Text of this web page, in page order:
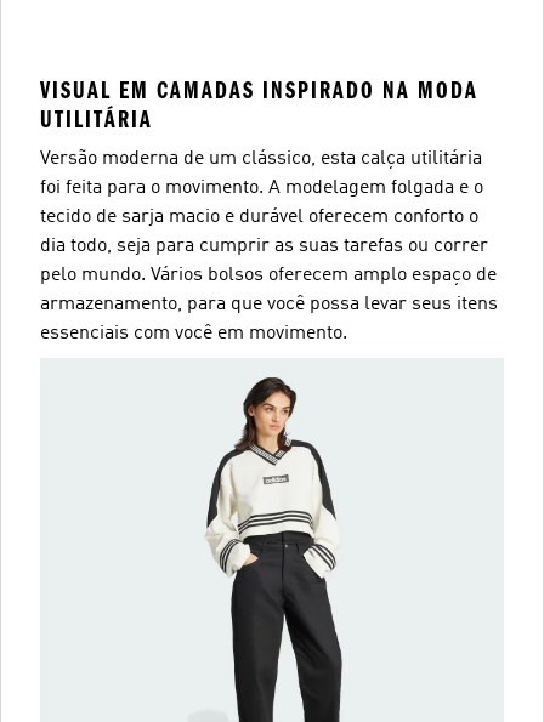
VISUAL EM CAMADAS INSPIRADO NA MODA
UTILITÁRIA
Versão moderna de um clássico, esta calça utilitária
foi feita para o movimento. A modelagem folgada e o
tecido de sarja macio e durável oferecem conforto o
dia todo, seja para cumprir as suas tarefas ou correr
pelo mundo. Vários bolsos oferecem amplo espaço de
armazenamento, para que você possa levar seus itens
essenciais com você em movimento.